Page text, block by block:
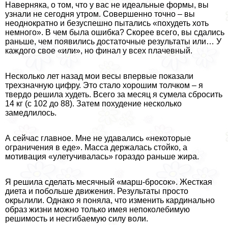
Наверняка, о том, что у вас не идеальные формы, вы
узнали не сегодня утром. Совершенно точно – вы
неоднократно и безуспешно пытались «похудеть хоть
немного». В чем была ошибка? Скорее всего, вы сдались
раньше, чем появились достаточные результаты или… У
каждого свое «или», но финал у всех плачевный.
Несколько лет назад мои весы впервые показали
трехзначную цифру. Это стало хорошим толчком – я
твердо решила худеть. Всего за месяц я сумела сбросить
14 кг (с 102 до 88). Затем похудение несколько
замедлилось.
А сейчас главное. Мне не удавались «некоторые
ограничения в еде». Масса держалась стойко, а
мотивация «улетучивалась» гораздо раньше жира.
Я решила сделать мecячный «марш-бросок». Жесткая
диета и побольше движения. Результаты просто
окрылили. Однако я поняла, что изменить кардинально
образ жизни можно только имея непоколебимую
решимость и несгибаемую силу воли.